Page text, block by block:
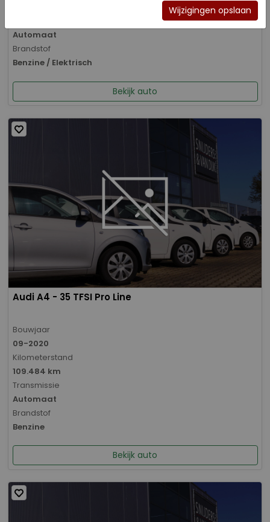
Automaat
Brandstof
Benzine / Elektrisch
Bekijk auto
Audi A4 - 35 TFSI Pro Line
Bouwjaar
09-2020
Kilometerstand
109.484 km
Transmissie
Automaat
Brandstof
Benzine
Bekijk auto
Wijzigingen opslaan